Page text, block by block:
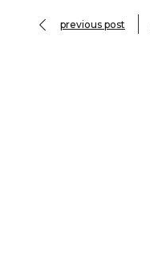
previous post